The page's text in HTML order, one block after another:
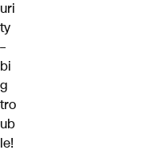
uri
ty
–
bi
g
tro
ub
le!